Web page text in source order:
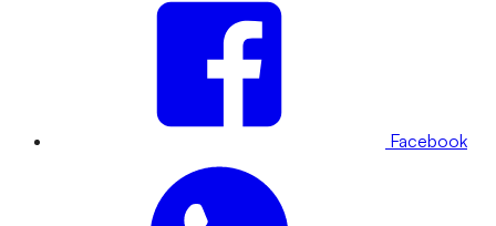
Facebook